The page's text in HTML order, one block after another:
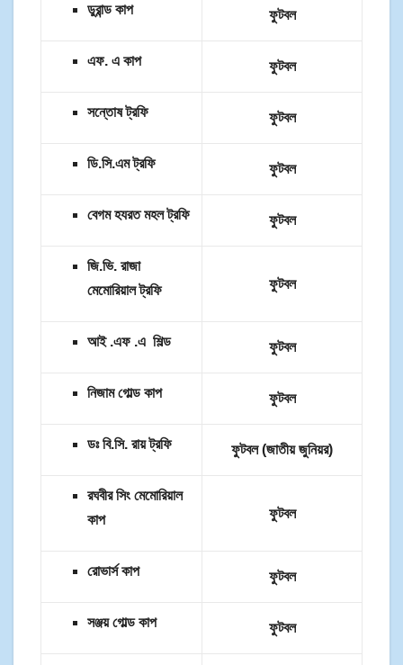
ডুরান্ড কাপ ফুটবল
এফ. এ কাপ ফুটবল
সন্তোষ ট্রফি ফুটবল
ডি.সি.এম ট্রফি ফুটবল
বেগম হযরত মহল ট্রফি ফুটবল
জি.ভি. রাজা
মেমোরিয়াল ট্রফি
ফুটবল
আই .এফ .এ শিল্ড ফুটবল
নিজাম গোল্ড কাপ ফুটবল
ডঃ বি.সি. রায় ট্রফি ফুটবল (জাতীয় জুনিয়র)
রঘবীর সিং মেমোরিয়াল
কাপ
ফুটবল
রোভার্স কাপ ফুটবল
সঞ্জয় গোল্ড কাপ ফুটবল